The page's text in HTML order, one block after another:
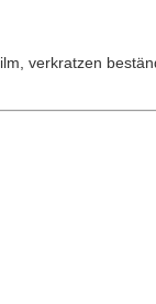
verkratzen